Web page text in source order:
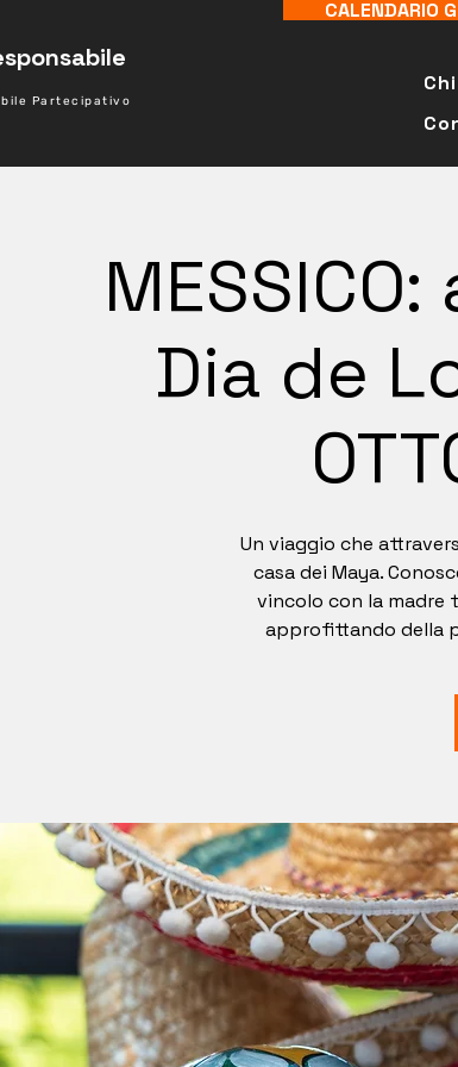
Partecipativo
CALENDARIO
Dia de
Un viaggio che
casa dei Maya.
vincolo con la madre
approfittando della